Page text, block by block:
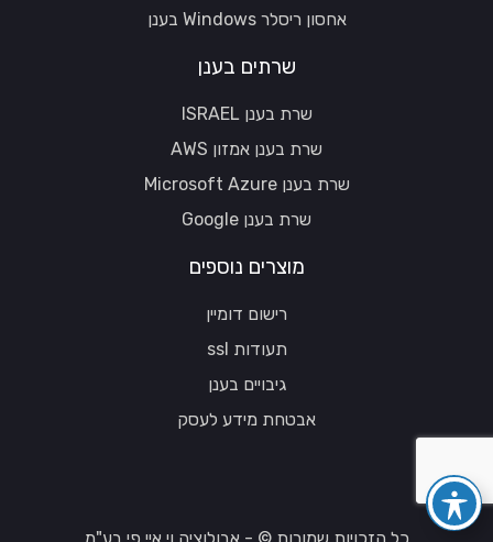
אחסון ריסלר Windows בענן
שרתים בענן
שרת בענן ISRAEL
שרת בענן אמזון AWS
שרת בענן Microsoft Azure
שרת בענן Google
מוצרים נוספים
רישום דומיין
תעודות ssl
גיבויים בענן
אבטחת מידע לעסק